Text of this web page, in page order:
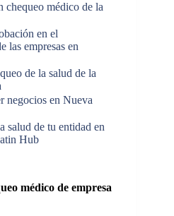
chequeo médico de la
en el
las empresas en
de la salud de la
negocios en Nueva
salud de tu entidad en
Hub
médico de empresa